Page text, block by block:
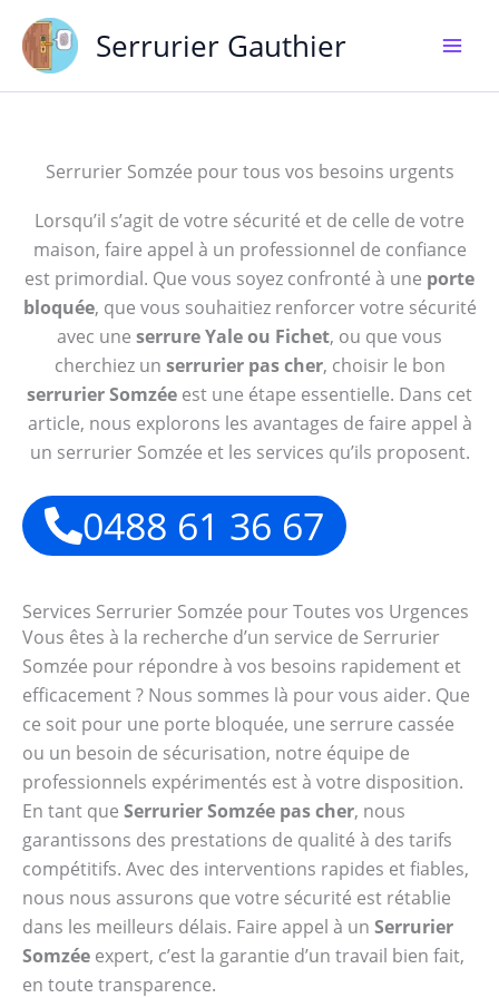
contenu
Serrurier Gauthier
Serrurier Somzée pour tous vos besoins urgents
Lorsqu’il s’agit de votre sécurité et de celle de votre
maison, faire appel à un professionnel de confiance
est primordial. Que vous soyez confronté à une porte
bloquée, que vous souhaitiez renforcer votre sécurité
avec une serrure Yale ou Fichet, ou que vous
cherchiez un serrurier pas cher, choisir le bon
serrurier Somzée est une étape essentielle. Dans cet
article, nous explorons les avantages de faire appel à
un serrurier Somzée et les services qu’ils proposent.
0488 61 36 67
Services Serrurier Somzée pour Toutes vos Urgences
Vous êtes à la recherche d’un service de Serrurier
Somzée pour répondre à vos besoins rapidement et
efficacement ? Nous sommes là pour vous aider. Que
ce soit pour une porte bloquée, une serrure cassée
ou un besoin de sécurisation, notre équipe de
professionnels expérimentés est à votre disposition.
En tant que Serrurier Somzée pas cher, nous
garantissons des prestations de qualité à des tarifs
compétitifs. Avec des interventions rapides et fiables,
nous nous assurons que votre sécurité est rétablie
dans les meilleurs délais. Faire appel à un Serrurier
Somzée expert, c’est la garantie d’un travail bien fait,
en toute transparence.